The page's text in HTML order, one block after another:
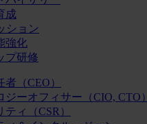
成
ション
強化
プ研修
（CEO）
ジーオフィサー（CIO, CTO）
ィ（CSR）